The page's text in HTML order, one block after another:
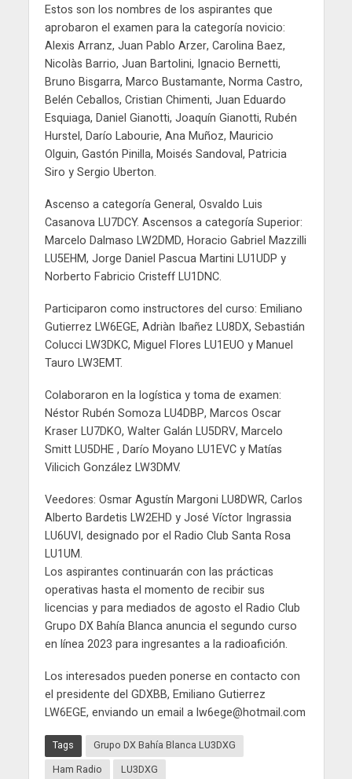
Estos son los nombres de los aspirantes que
aprobaron el examen para la categoría novicio:
Alexis Arranz, Juan Pablo Arzer, Carolina Baez,
Nicolàs Barrio, Juan Bartolini, Ignacio Bernetti,
Bruno Bisgarra, Marco Bustamante, Norma Castro,
Belén Ceballos, Cristian Chimenti, Juan Eduardo
Esquiaga, Daniel Gianotti, Joaquín Gianotti, Rubén
Hurstel, Darío Labourie, Ana Muñoz, Mauricio
Olguin, Gastón Pinilla, Moisés Sandoval, Patricia
Siro y Sergio Uberton.
Ascenso a categoría General, Osvaldo Luis
Casanova LU7DCY. Ascensos a categoría Superior:
Marcelo Dalmaso LW2DMD, Horacio Gabriel Mazzilli
LU5EHM, Jorge Daniel Pascua Martini LU1UDP y
Norberto Fabricio Cristeff LU1DNC.
Participaron como instructores del curso: Emiliano
Gutierrez LW6EGE, Adriàn Ibañez LU8DX, Sebastián
Colucci LW3DKC, Miguel Flores LU1EUO y Manuel
Tauro LW3EMT.
Colaboraron en la logística y toma de examen:
Néstor Rubén Somoza LU4DBP, Marcos Oscar
Kraser LU7DKO, Walter Galán LU5DRV, Marcelo
Smitt LU5DHE , Darío Moyano LU1EVC y Matías
Vilicich González LW3DMV.
Veedores: Osmar Agustín Margoni LU8DWR, Carlos
Alberto Bardetis LW2EHD y José Víctor Ingrassia
LU6UVI, designado por el Radio Club Santa Rosa
LU1UM.
Los aspirantes continuarán con las prácticas
operativas hasta el momento de recibir sus
licencias y para mediados de agosto el Radio Club
Grupo DX Bahía Blanca anuncia el segundo curso
en línea 2023 para ingresantes a la radioafición.
Los interesados pueden ponerse en contacto con
el presidente del GDXBB, Emiliano Gutierrez
LW6EGE, enviando un email a lw6ege@hotmail.com
Tags
Grupo DX Bahía Blanca LU3DXG
Ham Radio
LU3DXG